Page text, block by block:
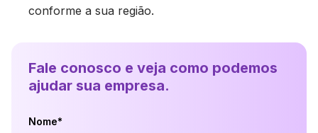
conforme a sua região.
Fale conosco e veja como podemos
ajudar sua empresa.
Nome*